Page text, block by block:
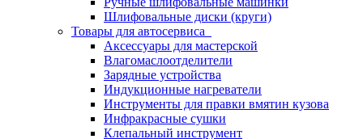
Шлифовальные диски (круги)
Товары для автосервиса
Аксессуары для мастерской
Влагомаслоотделители
Зарядные устройства
Индукционные нагреватели
Инструменты для правки вмятин кузова
Инфракрасные сушки
Клепальный инструмент